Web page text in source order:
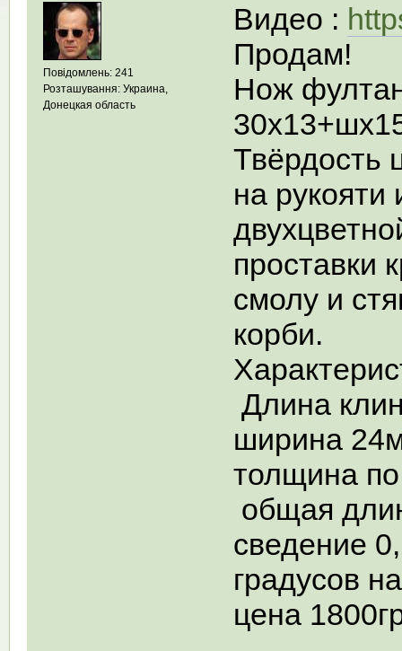
Повідомлень: 241
Розташування: Украина,
Донецкая область
Видео :
Продам!
Нож
Твёрдость
на рукояти
проставки
смолу и
корби.
Длина
ширина
толщина
общая
сведение
градусов
цена